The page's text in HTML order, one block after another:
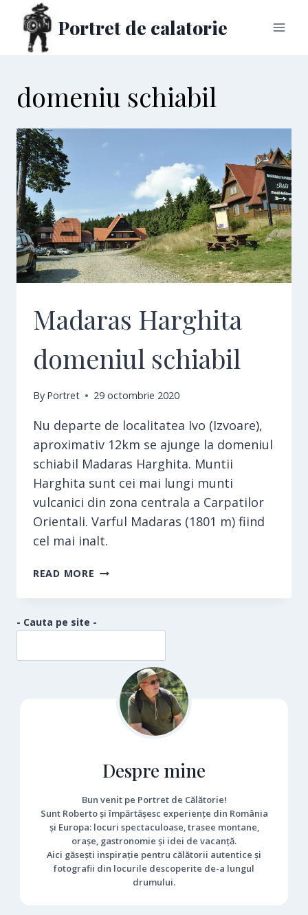
content
Portret de calatorie
domeniu schiabil
Madaras Harghita
domeniul schiabil
By Portret 29 octombrie 2020
Nu departe de localitatea Ivo (Izvoare),
aproximativ 12km se ajunge la domeniul
schiabil Madaras Harghita. Muntii
Harghita sunt cei mai lungi munti
vulcanici din zona centrala a Carpatilor
Orientali. Varful Madaras (1801 m) fiind
cel mai inalt.
READ MORE MADARAS
DOMENIUL
- Cauta pe site -
Despre mine
Bun venit pe Portret de Călătorie!
Sunt Roberto și împărtășesc experiențe din România
și Europa: locuri spectaculoase, trasee montane,
orașe, gastronomie și idei de vacanță.
Aici găsești inspirație pentru călătorii autentice și
fotografii din locurile descoperite de-a lungul
drumului.